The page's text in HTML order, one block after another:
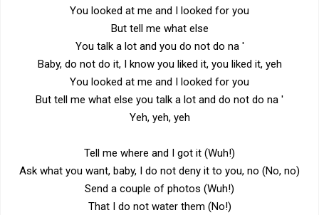
You looked at me and I looked for you
But tell me what else
You talk a lot and you do not do na '
Baby, do not do it, I know you liked it, you liked it, yeh
You looked at me and I looked for you
But tell me what else you talk a lot and do not do na '
Yeh, yeh, yeh
Tell me where and I got it (Wuh!)
Ask what you want, baby, I do not deny it to you, no (No, no)
Send a couple of photos (Wuh!)
That I do not water them (No!)